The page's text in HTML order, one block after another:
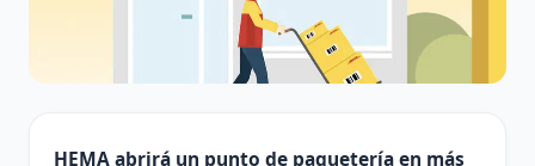
HEMA abrirá un punto de paquetería en más